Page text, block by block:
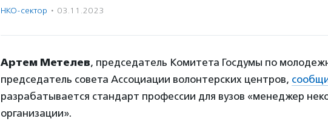
НКО-сектор · 03.11.2023
Артем Метелев, председатель Комитета Госдумы по
председатель совета Ассоциации волонтерских центров,
разрабатывается стандарт профессии для вузов «менеджер
организации».